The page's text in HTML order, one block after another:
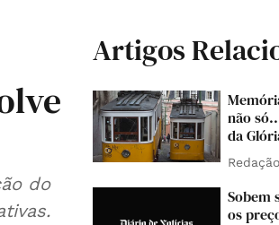
do
Artigos
não
da
Sobem
os